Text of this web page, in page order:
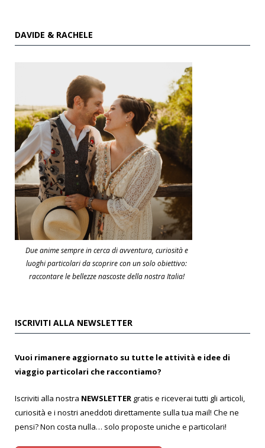
DAVIDE & RACHELE
Due anime sempre in cerca di avventura, curiosità e
luoghi particolari da scoprire con un solo obiettivo:
raccontare le bellezze nascoste della nostra Italia!
ISCRIVITI ALLA NEWSLETTER
Vuoi rimanere aggiornato su tutte le attività e idee di
viaggio particolari che raccontiamo?
Iscriviti alla nostra NEWSLETTER gratis e riceverai tutti gli articoli,
curiosità e i nostri aneddoti direttamente sulla tua mail! Che ne
pensi? Non costa nulla… solo proposte uniche e particolari!